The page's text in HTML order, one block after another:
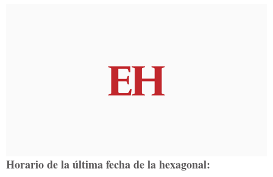
Horario de la última fecha de la hexagonal: